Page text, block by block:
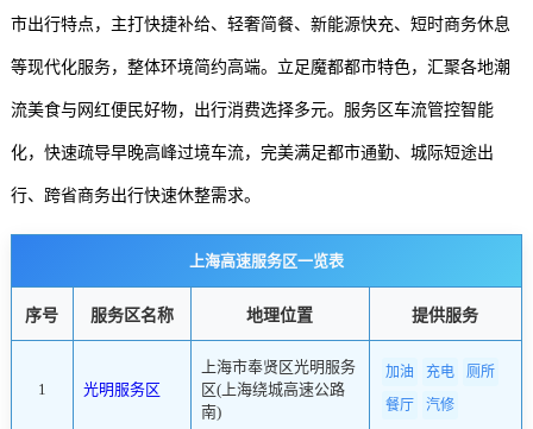
选车推荐
充电站
用车百科
销量榜
经销商
市出行特点，主打快捷补给、轻奢简餐、新能源快充、短时商务休息
等现代化服务，整体环境简约高端。立足魔都都市特色，汇聚各地潮
流美食与网红便民好物，出行消费选择多元。服务区车流管控智能
化，快速疏导早晚高峰过境车流，完美满足都市通勤、城际短途出
行、跨省商务出行快速休整需求。
上海高速服务区一览表
序号 服务区名称 地理位置 提供服务
1 光明服务区
上海市奉贤区光明服务
区(上海绕城高速公路
南)
加油 充电
厕所
餐厅
汽修